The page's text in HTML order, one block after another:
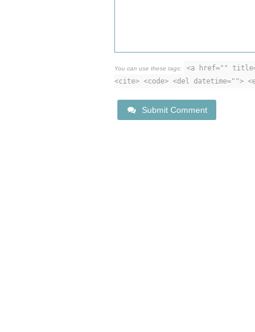
You can use these tags:
<a href=""
<cite> <code> <del datetime="">
Submit Comment